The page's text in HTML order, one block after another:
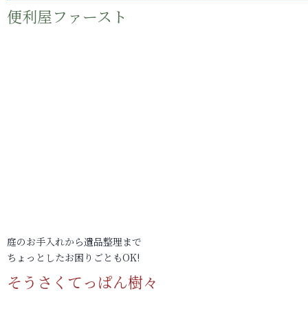
便利屋ファースト
庭のお手入れから遺品整理まで
ちょっとしたお困りごともOK!
そうさくてっぱん樹々